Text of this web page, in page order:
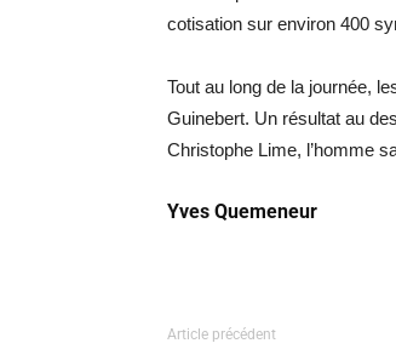
cotisation sur environ 400
Tout au long de la journée,
Guinebert. Un résultat au
Christophe Lime, l’homme
Yves Quemeneur
Article précédent